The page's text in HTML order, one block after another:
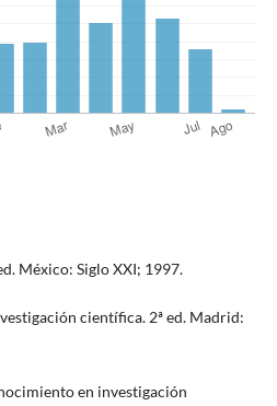
México: Siglo XXI; 1997.
científica. 2ª ed. Madrid:
en investigación